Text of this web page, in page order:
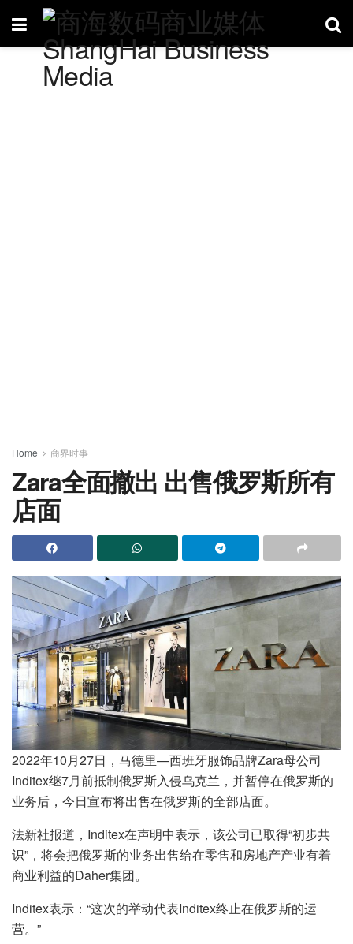
Home 商界时事
Zara全面撤出 出售俄罗斯所有
店面
2022年10月27日，马德里—西班牙服饰品牌Zara母公司
Inditex继7月前抵制俄罗斯入侵乌克兰，并暂停在俄罗斯的
业务后，今日宣布将出售在俄罗斯的全部店面。
法新社报道，Inditex在声明中表示，该公司已取得“初步共
识”，将会把俄罗斯的业务出售给在零售和房地产产业有着
商业利益的Daher集团。
Inditex表示：“这次的举动代表Inditex终止在俄罗斯的运
营。”